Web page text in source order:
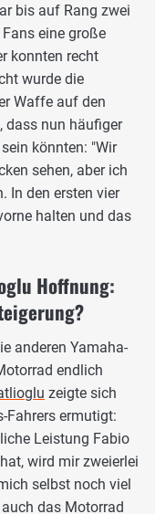
bis auf Rang zwei
eine große
konnten recht
wurde die
Waffe auf den
dass nun häufiger
könnten: "Wir
sehen, aber ich
In den ersten vier
halten und das
Hoffnung:
anderen Yamaha-
endlich
zeigte sich
Fahrers ermutigt:
Leistung Fabio
wird mir zweierlei
selbst noch viel
das Motorrad